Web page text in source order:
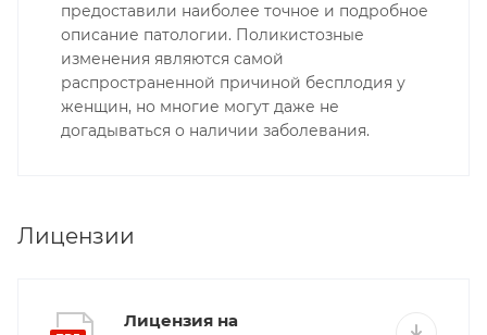
предоставили наиболее точное и подробное
описание патологии. Поликистозные
изменения являются самой
распространенной причиной бесплодия у
женщин, но многие могут даже не
догадываться о наличии заболевания.
Лицензии
Лицензия на